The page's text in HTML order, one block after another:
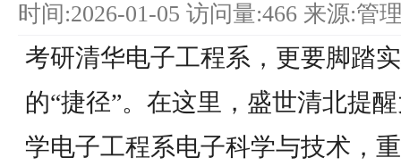
时间:2026-01-05 访问量:466 来源:管
考研清华电子工程系，更要脚踏
的“捷径”。在这里，盛世清北提
学电子工程系电子科学与技术，